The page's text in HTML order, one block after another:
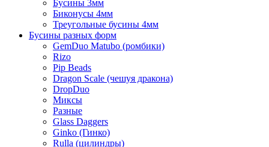
Бусины 3мм
Биконусы 4мм
Треугольные бусины 4мм
Бусины разных форм
GemDuo Matubo (ромбики)
Rizo
Pip Beads
Dragon Scale (чешуя дракона)
DropDuo
Миксы
Разные
Glass Daggers
Ginko (Гинко)
Rulla (цилиндры)